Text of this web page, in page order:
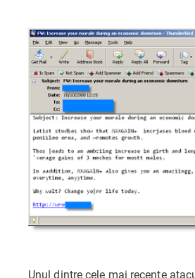
Unul dintre cele mai recente